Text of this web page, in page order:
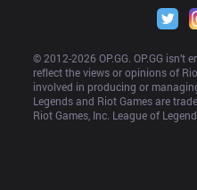
© 2012-2026 OP.GG. OP.GG isn’t
reflect the views or opinions of
involved in producing or
Legends and Riot Games are
Riot Games, Inc. League of